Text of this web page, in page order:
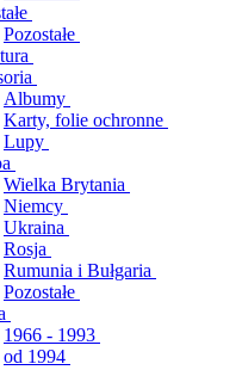
Pozostałe
Albumy
Karty, folie ochronne
Lupy
Wielka Brytania
Niemcy
Ukraina
Rosja
Rumunia i Bułgaria
Pozostałe
1966 - 1993
od 1994